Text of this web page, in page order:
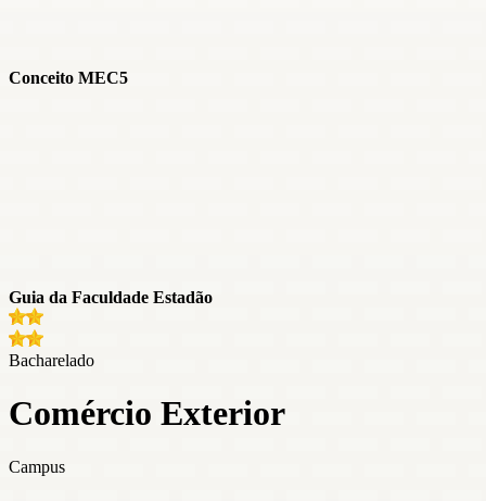
Conceito MEC5
Guia da Faculdade Estadão
Bacharelado
Comércio Exterior
Campus